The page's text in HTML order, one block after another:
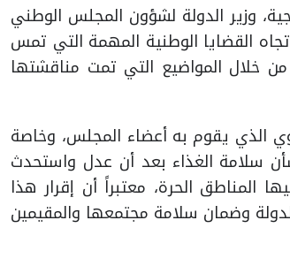
وزير الدولة لشؤون المجلس الوطني
القضايا الوطنية المهمة التي تمس
خلال المواضيع التي تمت مناقشتها
الذي يقوم به أعضاء المجلس، وخاصة
سلامة الغذاء بعد أن عدل واستحدث
المناطق الحرة، معتبراً أن إقرار هذا
وضمان سلامة مجتمعها والمقيمين